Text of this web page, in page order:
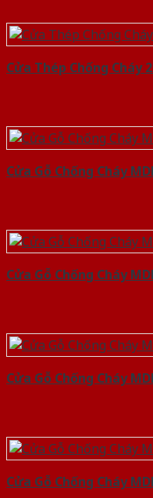
Cửa Thép Chống Cháy
Cửa Gỗ Chống Cháy
Cửa Gỗ Chống Cháy
Cửa Gỗ Chống Cháy
Cửa Gỗ Chống Cháy